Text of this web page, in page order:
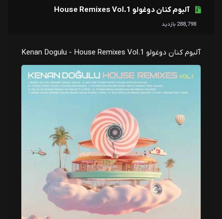
آلبوم کنان دوغولو House Remixes Vol.1
288,798 بازدید
آلبوم کنان دوغولو Kenan Dogulu - House Remixes Vol.1